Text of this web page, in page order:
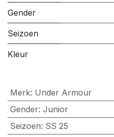
Gender
Seizoen
Kleur
Merk: Under Armour
Gender: Junior
Seizoen: SS 25